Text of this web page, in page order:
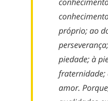
próprio; ao
piedade; à
fraternidade;
amor.